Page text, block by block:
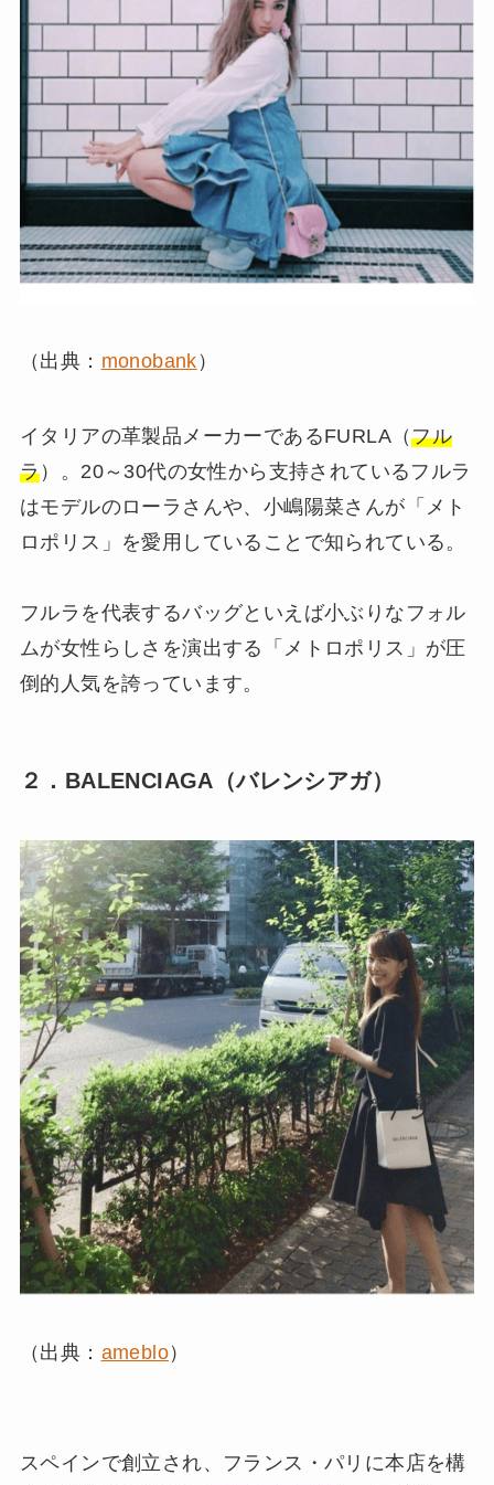
（出典： monobank ）
イタリアの革製品メーカーであるFURLA（フル
ラ）。20～30代の女性から支持されているフルラ
はモデルのローラさんや、小嶋陽菜さんが「メト
ロポリス」を愛用していることで知られている。
フルラを代表するバッグといえば小ぶりなフォル
ムが女性らしさを演出する「メトロポリス」が圧
倒的人気を誇っています。
２．BALENCIAGA（バレンシアガ）
（出典： ameblo）
スペインで創立され、フランス・パリに本店を構